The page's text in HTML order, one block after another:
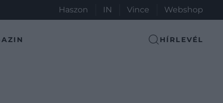
Haszon IN Vince Webshop
HÍRLEVÉL